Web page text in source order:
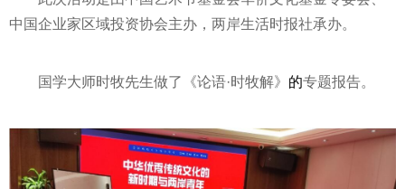
中国企业家区域投资协会主办，两岸生活时报社承办。
国学大师时牧先生做了《论语·时牧解》 的专题报告。